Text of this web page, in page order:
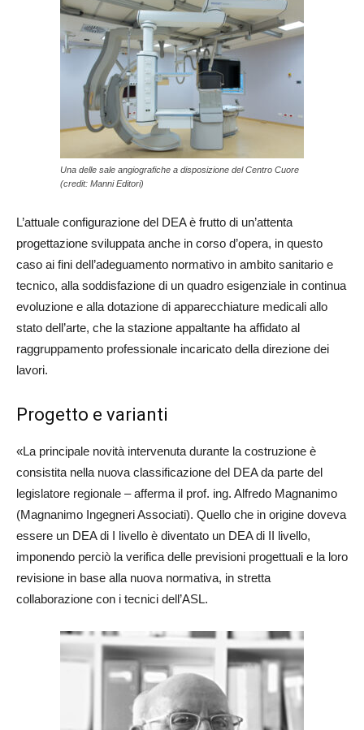
Una delle sale angiografiche a disposizione del Centro Cuore
(credit: Manni Editori)
L’attuale configurazione del DEA è frutto di un’attenta
progettazione sviluppata anche in corso d’opera, in questo
caso ai fini dell’adeguamento normativo in ambito sanitario e
tecnico, alla soddisfazione di un quadro esigenziale in continua
evoluzione e alla dotazione di apparecchiature medicali allo
stato dell’arte, che la stazione appaltante ha affidato al
raggruppamento professionale incaricato della direzione dei
lavori.
Progetto e varianti
«La principale novità intervenuta durante la costruzione è
consistita nella nuova classificazione del DEA da parte del
legislatore regionale – afferma il prof. ing. Alfredo Magnanimo
(Magnanimo Ingegneri Associati). Quello che in origine doveva
essere un DEA di I livello è diventato un DEA di II livello,
imponendo perciò la verifica delle previsioni progettuali e la loro
revisione in base alla nuova normativa, in stretta
collaborazione con i tecnici dell’ASL.